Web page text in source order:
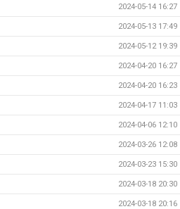
2024-05-14 16:27
2024-05-13 17:49
2024-05-12 19:39
2024-04-20 16:27
2024-04-20 16:23
2024-04-17 11:03
2024-04-06 12:10
2024-03-26 12:08
2024-03-23 15:30
2024-03-18 20:30
2024-03-18 20:16